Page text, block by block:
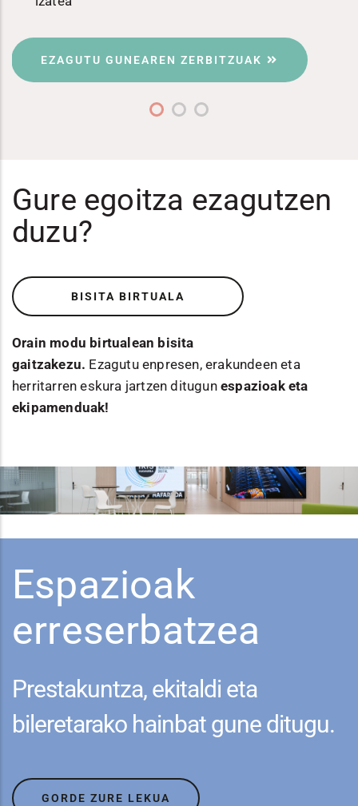
EZAGUTU GUNEAREN ZERBITZUAK
Gure egoitza ezagutzen
duzu?
BISITA BIRTUALA
Orain modu birtualean bisita
gaitzakezu. Ezagutu enpresen, erakundeen eta
herritarren eskura jartzen ditugun espazioak eta
ekipamenduak!
Espazioak
erreserbatzea
Prestakuntza, ekitaldi eta
bileretarako hainbat gune ditugu.
GORDE ZURE LEKUA